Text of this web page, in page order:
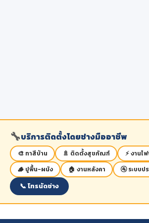
🔧บริการติดตั้งโดยช่างมืออาชีพ
🎨 ทาสีบ้าน 🚿 ติดตั้งสุขภัณฑ์
⚡ งานไ
🪵 ปูพื้น-ผนัง
🏠 งานหลังคา 🚰 ระบบป
📞 โทรนัดช่าง